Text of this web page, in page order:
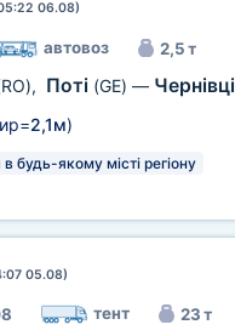
06.08)
автовоз 2,5 т
, Поті (GE) — Чернівці
2,1м)
будь-якому місті регіону
05.08)
тент 23 т